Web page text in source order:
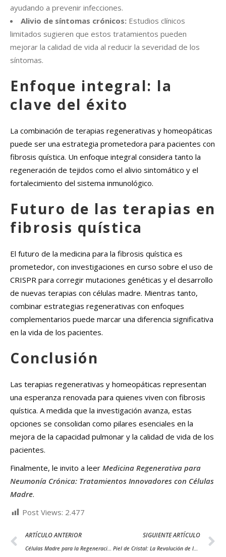
ayudando a prevenir infecciones.
Alivio de síntomas crónicos: Estudios clínicos
limitados sugieren que estos tratamientos pueden
mejorar la calidad de vida al reducir la severidad de los
síntomas.
Enfoque integral: la
clave del éxito
La combinación de terapias regenerativas y homeopáticas
puede ser una estrategia prometedora para pacientes con
fibrosis quística. Un enfoque integral considera tanto la
regeneración de tejidos como el alivio sintomático y el
fortalecimiento del sistema inmunológico.
Futuro de las terapias en
fibrosis quística
El futuro de la medicina para la fibrosis quística es
prometedor, con investigaciones en curso sobre el uso de
CRISPR para corregir mutaciones genéticas y el desarrollo
de nuevas terapias con células madre. Mientras tanto,
combinar estrategias regenerativas con enfoques
complementarios puede marcar una diferencia significativa
en la vida de los pacientes.
Conclusión
Las terapias regenerativas y homeopáticas representan
una esperanza renovada para quienes viven con fibrosis
quística. A medida que la investigación avanza, estas
opciones se consolidan como pilares esenciales en la
mejora de la capacidad pulmonar y la calidad de vida de los
pacientes.
Finalmente, le invito a leer Medicina Regenerativa para
Neumonía Crónica: Tratamientos Innovadores con Células
Madre.
Post Views: 2.477
ARTÍCULO ANTERIOR
Células Madre para la Regeneración Pulmonar en Enfermedades Respiratorias Crónicas
SIGUIENTE ARTÍCULO
Piel de Cristal: La Revolución de las Células Madre en la Cura de una Enfermedad Genética Devastadora